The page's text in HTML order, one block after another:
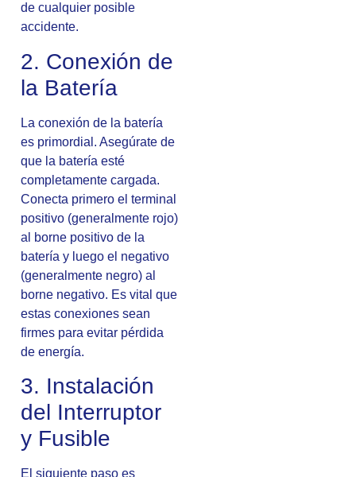
de cualquier posible
accidente.
2. Conexión de
la Batería
La conexión de la batería
es primordial. Asegúrate de
que la batería esté
completamente cargada.
Conecta primero el terminal
positivo (generalmente rojo)
al borne positivo de la
batería y luego el negativo
(generalmente negro) al
borne negativo. Es vital que
estas conexiones sean
firmes para evitar pérdida
de energía.
3. Instalación
del Interruptor
y Fusible
El siguiente paso es